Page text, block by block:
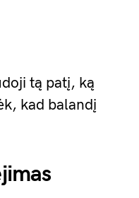
tą patį, ką
kad balandį